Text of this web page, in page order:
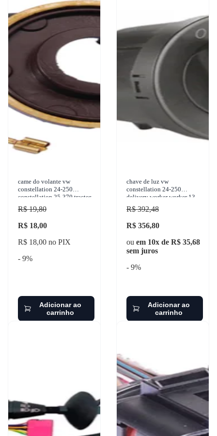
came do volante vw
constellation 24-250
constellation 25-370 tractor
constellation 19-320 titan co
R$ 19,80
R$ 18,00
R$ 18,00 no PIX
- 9%
Adicionar ao
carrinho
chave de luz vw
constellation 24-250
delivery worker worker 13-
180 cn 2002-2015 kostal -
4052360
R$ 392,48
R$ 356,80
ou em 10x de R$ 35,68
sem juros
- 9%
Adicionar ao
carrinho